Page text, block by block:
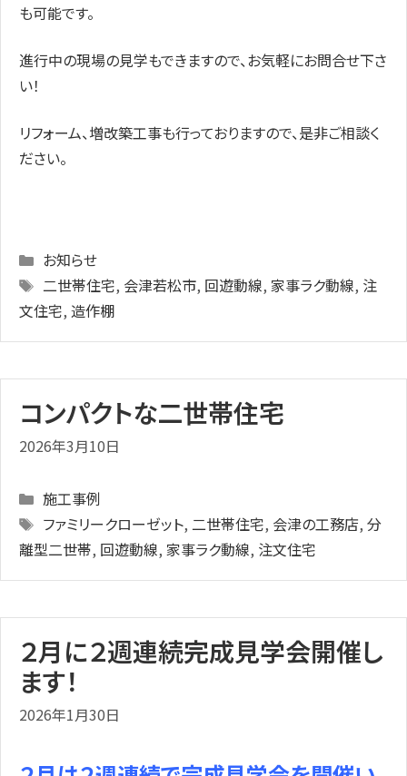
も可能です。
進行中の現場の見学もできますので、お気軽にお問合せ下さ
い！
リフォーム、増改築工事も行っておりますので、是非ご相談く
ださい。
Categories
お知らせ
Tags
二世帯住宅, 会津若松市, 回遊動線, 家事ラク動線, 注
文住宅, 造作棚
コンパクトな二世帯住宅
2026年3月10日
Categories
施工事例
Tags
ファミリークローゼット, 二世帯住宅, 会津の工務店, 分
離型二世帯, 回遊動線, 家事ラク動線, 注文住宅
２月に２週連続完成見学会開催し
ます！
2026年1月30日